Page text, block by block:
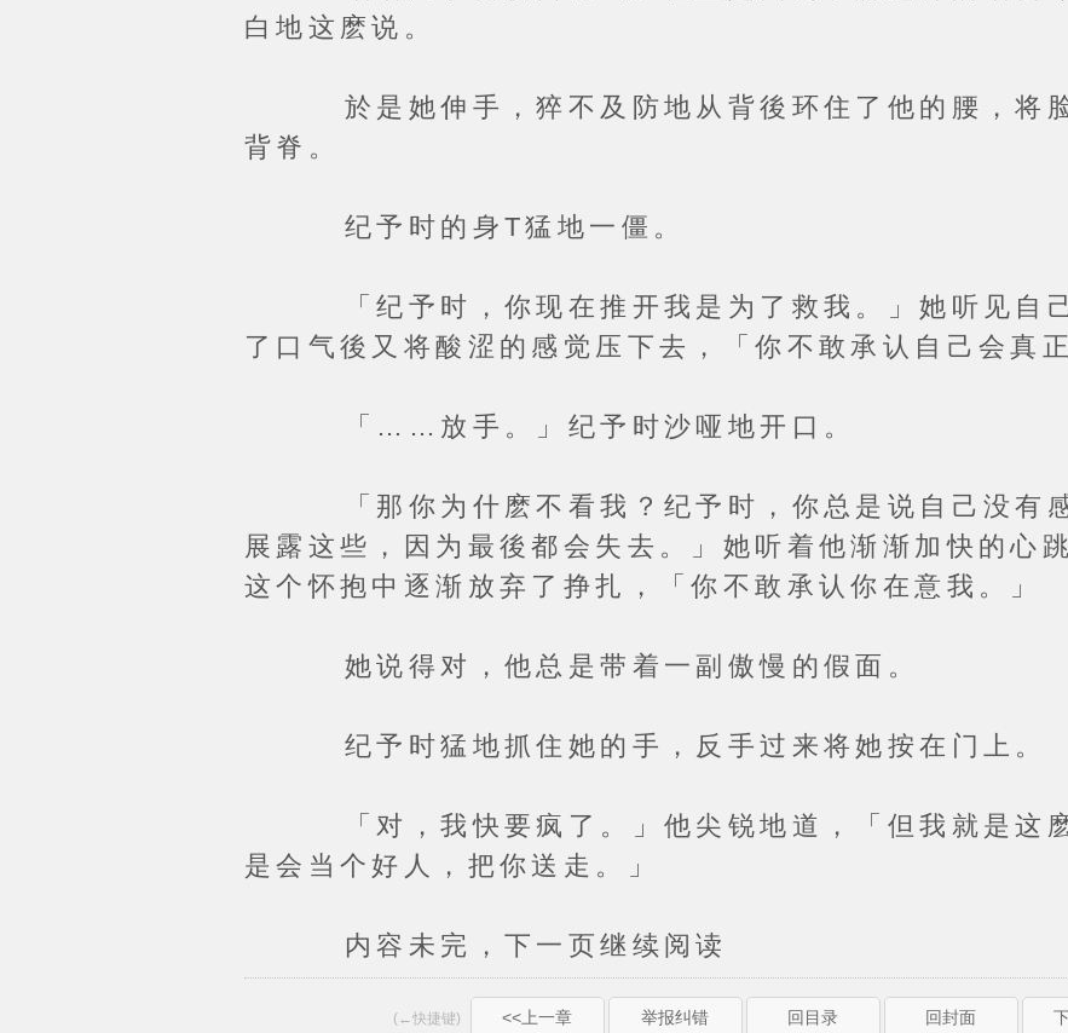
白地这麽说。
於是她伸手，猝不及防地从背後环住了他的腰，将脸
背脊。
纪予时的身T猛地一僵。
「纪予时，你现在推开我是为了救我。」她听见自己
了口气後又将酸涩的感觉压下去，「你不敢承认自己会真
「……放手。」纪予时沙哑地开口。
「那你为什麽不看我？纪予时，你总是说自己没有感
展露这些，因为最後都会失去。」她听着他渐渐加快的心
这个怀抱中逐渐放弃了挣扎，「你不敢承认你在意我。」
她说得对，他总是带着一副傲慢的假面。
纪予时猛地抓住她的手，反手过来将她按在门上。
「对，我快要疯了。」他尖锐地道，「但我就是这麽
是会当个好人，把你送走。」
内容未完，下一页继续阅读
(←快捷键) <<上一章 举报纠错 回目录 回封面